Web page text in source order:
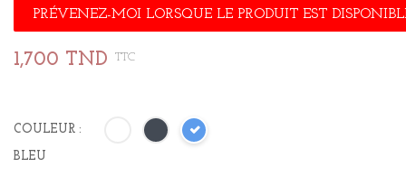
PRÉVENEZ-MOI LORSQUE LE PRODUIT EST
1,700 TND TTC
COULEUR :
BLEU